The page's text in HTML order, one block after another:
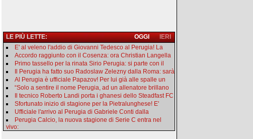
LE PIÙ LETTE: IERI
OGGI
E' al veleno l'addio di Giovanni Tedesco al Perugia! La
Accordo raggiunto con il Cosenza: ora Christian Langella
Primo tassello per la rinata Sirio Perugia: si parte con il
Il Perugia ha fatto suo Radoslaw Zelezny dalla Roma: sarà
Al Perugia è ufficiale Papazov! Per lui già alle spalle un
“Solo a sentire il nome Perugia, ad un allenatore brillano
Il tecnico Roberto Landi porta i ghanesi dello Steadfast FC
Sfortunato inizio di stagione per la Pietralunghese! E'
Ufficiale l'arrivo al Perugia di Gabriele Conti dalla
Perugia Calcio, la nuova stagione di Serie C entra nel
vivo: